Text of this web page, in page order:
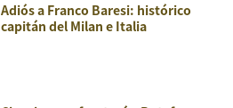
Adiós a Franco Baresi: histórico
capitán del Milan e Italia